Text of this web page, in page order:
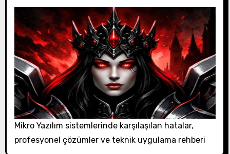
Mikro Yazılım sistemlerinde karşılaşılan hatalar,
profesyonel çözümler ve teknik uygulama rehberi